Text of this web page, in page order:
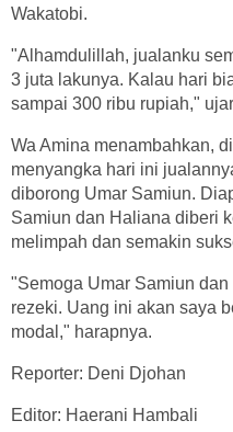
Wakatobi.
"Alhamdulillah, jualanku
3 juta lakunya. Kalau hari
sampai 300 ribu rupiah,"
Wa Amina menambahkan,
menyangka hari ini
diborong Umar Samiun.
Samiun dan Haliana diberi
melimpah dan semakin
"Semoga Umar Samiun
rezeki. Uang ini akan saya
modal," harapnya.
Reporter: Deni Djohan
Editor: Haerani Hambali